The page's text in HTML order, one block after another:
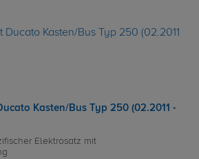
Kasten/Bus Typ 250 (02.2011 -
Elektrosatz mit